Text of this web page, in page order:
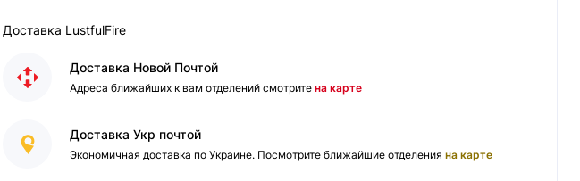
Доставка LustfulFire
Доставка Новой Почтой
Адреса ближайших к вам отделений смотрите на карте
Доставка Укр почтой
Экономичная доставка по Украине. Посмотрите ближайшие отделения на карте